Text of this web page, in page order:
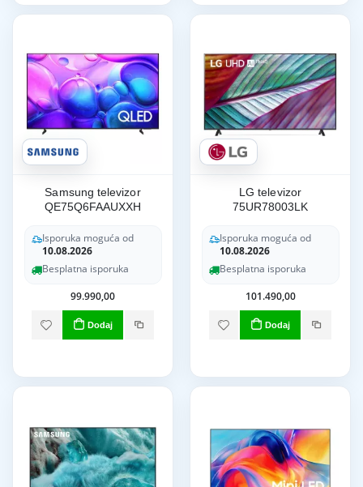
Samsung televizor
QE75Q6FAAUXXH
Isporuka moguća od
10.08.2026
Besplatna isporuka
99.990,00
Dodaj
LG televizor
75UR78003LK
Isporuka moguća od
10.08.2026
Besplatna isporuka
101.490,00
Dodaj